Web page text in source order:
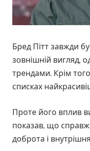
Бред Пітт завжди
зовнішній вигляд,
трендами. Крім
списках
Проте його вплив
показав, що
доброта і внутрішня